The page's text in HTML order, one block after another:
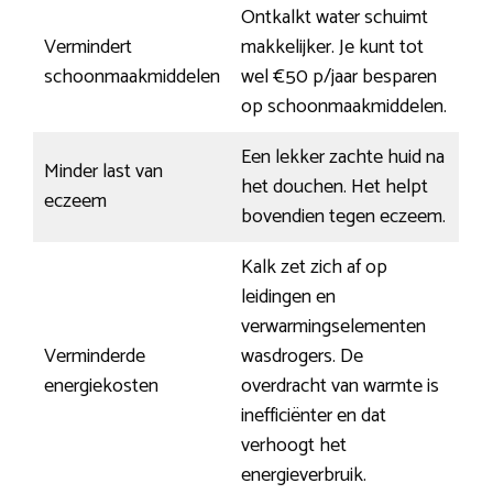
Vermindert
schoonmaakmiddelen
Ontkalkt water schuimt
makkelijker. Je kunt tot
wel €50 p/jaar besparen
op schoonmaakmiddelen.
Minder last van
eczeem
Een lekker zachte huid na
het douchen. Het helpt
bovendien tegen eczeem.
Verminderde
energiekosten
Kalk zet zich af op
leidingen en
verwarmingselementen
wasdrogers. De
overdracht van warmte is
inefficiënter en dat
verhoogt het
energieverbruik.